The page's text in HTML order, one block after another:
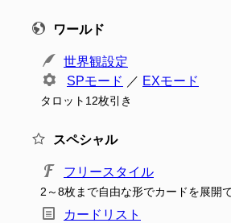
ワールド
世界観設定
SPモード ／ EXモード
タロット12枚引き
スペシャル
フリースタイル
2～8枚まで自由な形でカードを展開
カードリスト